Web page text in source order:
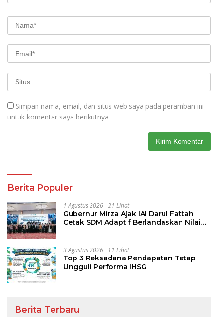
Simpan nama, email, dan situs web saya pada peramban ini
untuk komentar saya berikutnya.
Berita Populer
1 Agustus 2026 21 Lihat
Gubernur Mirza Ajak IAI Darul Fattah
Cetak SDM Adaptif Berlandaskan Nilai
3 Agustus 2026 11 Lihat
Top 3 Reksadana Pendapatan Tetap
Ungguli Performa IHSG
Berita Terbaru